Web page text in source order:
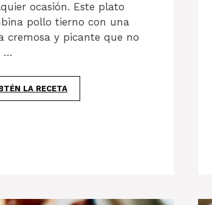
ocasión. Este plato
pollo tierno con una
cremosa y picante que no
…
LA RECETA